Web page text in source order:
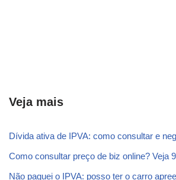
Veja mais
Dívida ativa de IPVA: como consultar e
Como consultar preço de biz online? Veja
Não paguei o IPVA: posso ter o carro